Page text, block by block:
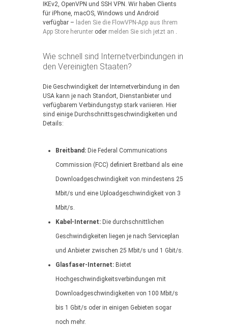
IKEv2, OpenVPN und SSH VPN. Wir haben Clients
für iPhone, macOS, Windows und Android
verfügbar – laden Sie die FlowVPN-App aus Ihrem
App Store herunter oder melden Sie sich jetzt an .
Wie schnell sind Internetverbindungen in
den Vereinigten Staaten?
Die Geschwindigkeit der Internetverbindung in den
USA kann je nach Standort, Dienstanbieter und
verfügbarem Verbindungstyp stark variieren. Hier
sind einige Durchschnittsgeschwindigkeiten und
Details:
Breitband: Die Federal Communications
Commission (FCC) definiert Breitband als eine
Downloadgeschwindigkeit von mindestens 25
Mbit/s und eine Uploadgeschwindigkeit von 3
Mbit/s.
Kabel-Internet: Die durchschnittlichen
Geschwindigkeiten liegen je nach Serviceplan
und Anbieter zwischen 25 Mbit/s und 1 Gbit/s.
Glasfaser-Internet: Bietet
Hochgeschwindigkeitsverbindungen mit
Downloadgeschwindigkeiten von 100 Mbit/s
bis 1 Gbit/s oder in einigen Gebieten sogar
noch mehr.